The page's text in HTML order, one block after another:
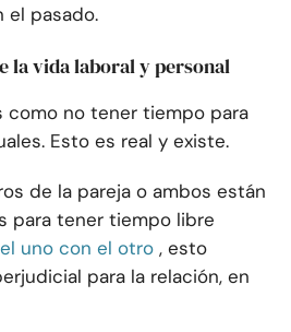
el pasado.
la vida laboral y personal
como no tener tiempo para
Esto es real y existe.
de la pareja o ambos están
para tener tiempo libre
uno con el otro , esto
para la relación, en